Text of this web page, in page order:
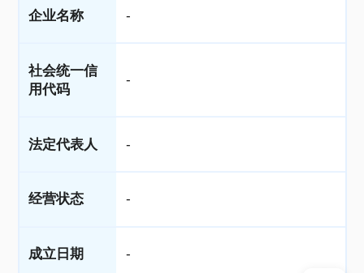
企业名称 -
社会统一信
用代码
-
法定代表人 -
经营状态 -
成立日期 -